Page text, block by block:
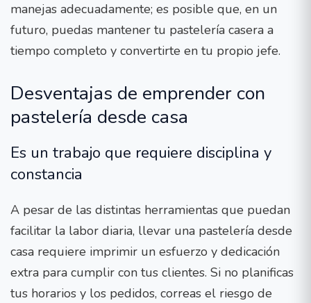
manejas adecuadamente; es posible que, en un
futuro, puedas mantener tu pastelería casera a
tiempo completo y convertirte en tu propio jefe.
Desventajas de emprender con
pastelería desde casa
Es un trabajo que requiere disciplina y
constancia
A pesar de las distintas herramientas que puedan
facilitar la labor diaria, llevar una pastelería desde
casa requiere imprimir un esfuerzo y dedicación
extra para cumplir con tus clientes. Si no planificas
tus horarios y los pedidos, correas el riesgo de